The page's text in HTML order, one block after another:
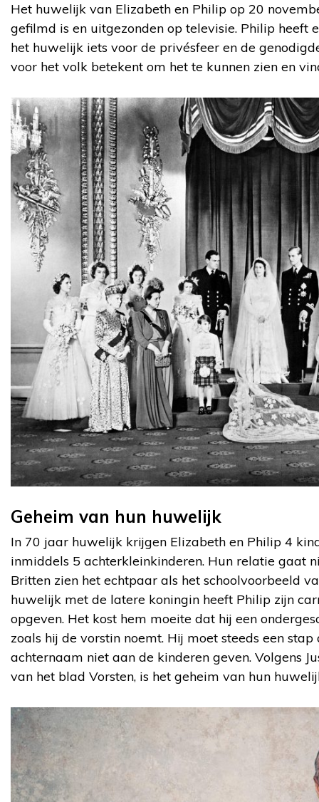
Het huwelijk van Elizabeth en Philip op 20
gefilmd is en uitgezonden op televisie. Philip heeft
het huwelijk iets voor de privésfeer en de
voor het volk betekent om het te kunnen zien en
Geheim van hun huwelijk
In 70 jaar huwelijk krijgen Elizabeth en Philip 4
inmiddels 5 achterkleinkinderen. Hun relatie gaat
Britten zien het echtpaar als het schoolvoorbeeld
huwelijk met de latere koningin heeft Philip zijn
opgeven. Het kost hem moeite dat hij een
zoals hij de vorstin noemt. Hij moet steeds een
achternaam niet aan de kinderen geven. Volgens
van het blad Vorsten, is het geheim van hun